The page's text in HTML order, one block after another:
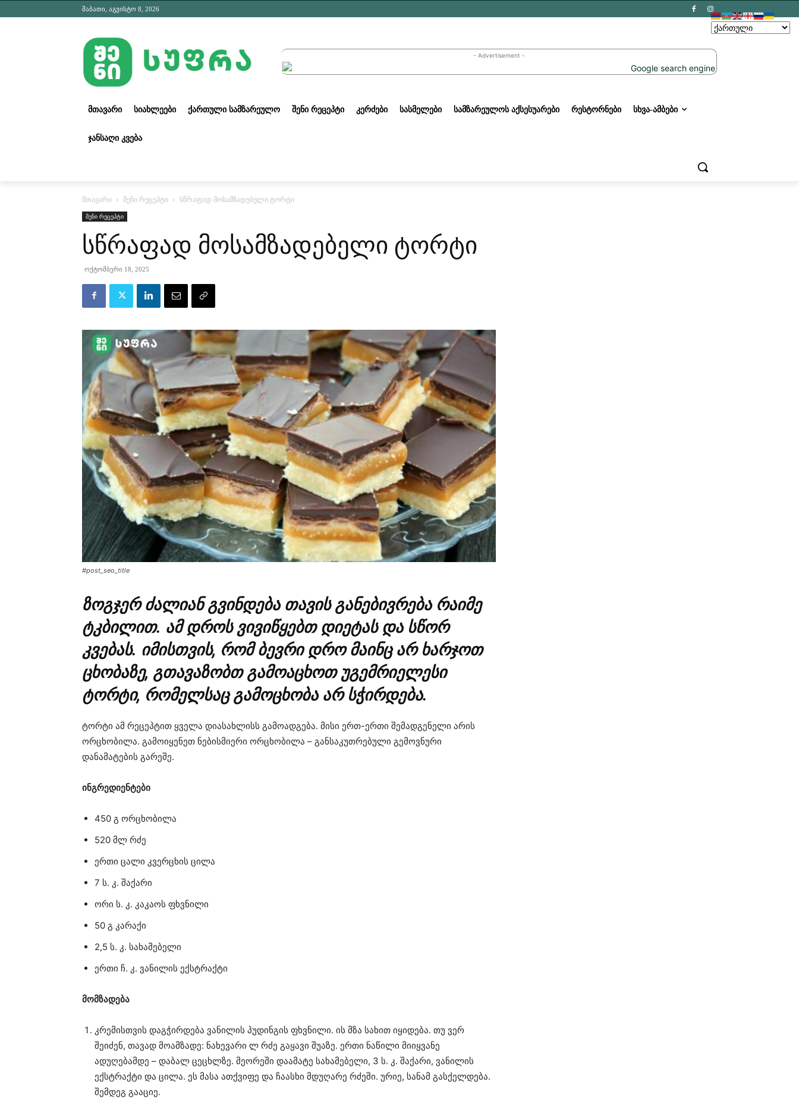
შაბათი, აგვისტო 8, 2026
- Advertisement -
ᲛᲗᲐᲕᲐᲠᲘ ᲡᲘᲐᲮᲚᲔᲔᲑᲘ ᲥᲐᲠᲗᲣᲚᲘ ᲡᲐᲛᲖᲐᲠᲔᲣᲚᲝ ᲨᲔᲜᲘ ᲠᲔᲪᲔᲞᲢᲘ ᲙᲔᲠᲫᲔᲑᲘ ᲡᲐᲡᲛᲔᲚᲔᲑᲘ ᲡᲐᲛᲖᲐᲠᲔᲣᲚᲝᲡ ᲐᲥᲡᲔᲡᲣᲐᲠᲔᲑᲘ ᲠᲔᲡᲢᲝᲠᲜᲔᲑᲘ ᲡᲮᲕᲐ-ᲐᲛᲑᲔᲑᲘ
ᲯᲐᲜᲡᲐᲦᲘ ᲙᲕᲔᲑᲐ
მთავარი შენი რეცეპტი სწრაფად მოსამზადებელი ტორტი
შენი რეცეპტი
სწრაფად მოსამზადებელი ტორტი
ოქტომბერი 18, 2025
#post_seo_title
ზოგჯერ ძალიან გვინდება თავის განებივრება რაიმე
ტკბილით. ამ დროს ვივიწყებთ დიეტას და სწორ
კვებას. იმისთვის, რომ ბევრი დრო მაინც არ ხარჯოთ
ცხობაზე, გთავაზობთ გამოაცხოთ უგემრიელესი
ტორტი, რომელსაც გამოცხობა არ სჭირდება.
ტორტი ამ რეცეპტით ყველა დიასახლისს გამოადგება. მისი ერთ-ერთი შემადგენელი არის
ორცხობილა. გამოიყენეთ ნებისმიერი ორცხობილა – განსაკუთრებული გემოვნური
დანამატების გარეშე.
ინგრედიენტები
450 გ ორცხობილა
520 მლ რძე
ერთი ცალი კვერცხის ცილა
7 ს. კ. შაქარი
ორი ს. კ. კაკაოს ფხვნილი
50 გ კარაქი
2,5 ს. კ. სახამებელი
ერთი ჩ. კ. ვანილის ექსტრაქტი
მომზადება
კრემისთვის დაგჭირდება ვანილის პუდინგის ფხვნილი. ის მზა სახით იყიდება. თუ ვერ
შეიძენ, თავად მოამზადე: ნახევარი ლ რძე გაყავი შუაზე. ერთი ნაწილი მიიყვანე
ადუღებამდე – დაბალ ცეცხლზე. მეორეში დაამატე სახამებელი, 3 ს. კ. შაქარი, ვანილის
ექსტრაქტი და ცილა. ეს მასა ათქვიფე და ჩაასხი მდუღარე რძეში. ურიე, სანამ გასქელდება.
შემდეგ გააციე.